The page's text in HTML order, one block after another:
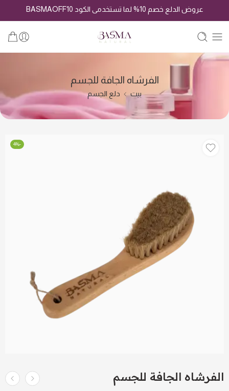
عروض الدلع خصم 10% لما تستخدمى الكود BASMAOFF10
الفرشاه الجافة للجسم
بيت دلع الجسم
-4%
الفرشاه الجافة للجسم